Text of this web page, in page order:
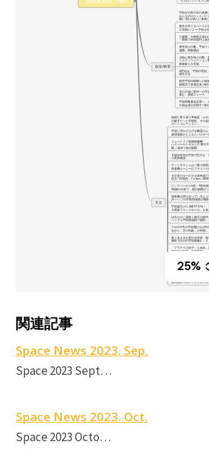
関連記事
Space News 2023. Sep.
Space 2023 Sept…
Space News 2023. Oct.
Space 2023 Octo…